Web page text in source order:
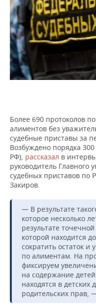
НЕФТЕХИМИЯ
НЕФТЬ
ОПК
ЭНЕРГЕТИКА
РОЗНИЧНАЯ
ТРАНСПОРТ
УСЛУГИ
НОВОСТИ
IT
МЕДИА
МЕРОПРИЯТИЯ
НОВОСТИ
ВЫЕЗДНАЯ
ОТКРЫТАЯ ЛЕКЦИЯ
СПОРТ
НОВОСТИ СПОРТА
БАСКЕТБОЛ
ВОЛЕЙБОЛ
КИБЕРСПОРТ
ФИГУРНОЕ КАТАНИЕ
ВОДНЫЕ ВИДЫ
ХОККЕЙ С МЯЧОМ
ОБЩЕСТВО
ИНФРАСТРУКТУРА
ИСТОРИЯ
КУЛЬТУРА
МЕДИЦИНА
ОБРАЗОВАНИЕ
ПРОИСШЕСТВИЯ
СПРАВОЧНИК
СПИСОК ПЕРСОН
СПИСОК КОМПАНИЙ
ПОЛНАЯ ВЕРСИЯ
Более 690 протоколов
алиментов без
судебные приставы за
Возбуждено порядка
РФ), рассказал в
руководитель
судебных приставов по
Закиров.
— В результате
которое несколько
результате
которой находится
сократить остаток и
по алиментам. На
фиксируем
на содержание
находятся в
родительских прав,